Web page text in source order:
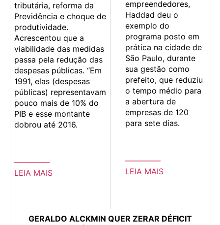
tributária, reforma da
Previdência e choque de
produtividade.
Acrescentou que a
viabilidade das medidas
passa pela redução das
despesas públicas. “Em
1991, elas (despesas
públicas) representavam
pouco mais de 10% do
PIB e esse montante
dobrou até 2016.
————–
LEIA MAIS
empreendedores,
Haddad deu o
exemplo do
programa posto em
prática na cidade de
São Paulo, durante
sua gestão como
prefeito, que reduziu
o tempo médio para
a abertura de
empresas de 120
para sete dias.
————–
LEIA MAIS
GERALDO ALCKMIN QUER ZERAR DÉFICIT